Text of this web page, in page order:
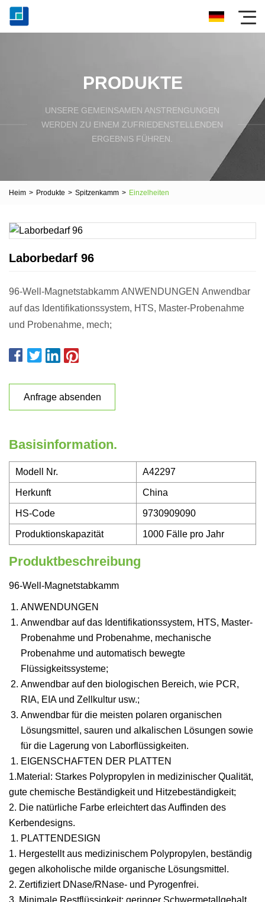
PRODUKTE
UNSERE GEMEINSAMEN ANSTRENGUNGEN
WERDEN ZU EINEM ZUFRIEDENSTELLENDEN
ERGEBNIS FÜHREN.
Heim > Produkte > Spitzenkamm > Einzelheiten
Laborbedarf 96
96-Well-Magnetstabkamm ANWENDUNGEN Anwendbar
auf das Identifikationssystem, HTS, Master-Probenahme
und Probenahme, mech;
Anfrage absenden
Basisinformation.
Modell Nr. A42297
Herkunft China
HS-Code 9730909090
Produktionskapazität 1000 Fälle pro Jahr
Produktbeschreibung
96-Well-Magnetstabkamm
ANWENDUNGEN
Anwendbar auf das Identifikationssystem, HTS, Master-
Probenahme und Probenahme, mechanische
Probenahme und automatisch bewegte
Flüssigkeitssysteme;
Anwendbar auf den biologischen Bereich, wie PCR,
RIA, EIA und Zellkultur usw.;
Anwendbar für die meisten polaren organischen
Lösungsmittel, sauren und alkalischen Lösungen sowie
für die Lagerung von Laborflüssigkeiten.
EIGENSCHAFTEN DER PLATTEN
1.Material: Starkes Polypropylen in medizinischer Qualität,
gute chemische Beständigkeit und Hitzebeständigkeit;
2. Die natürliche Farbe erleichtert das Auffinden des
Kerbendesigns.
PLATTENDESIGN
1. Hergestellt aus medizinischem Polypropylen, beständig
gegen alkoholische milde organische Lösungsmittel.
2. Zertifiziert DNase/RNase- und Pyrogenfrei.
3. Minimale Restflüssigkeit; geringer Schwermetallgehalt.